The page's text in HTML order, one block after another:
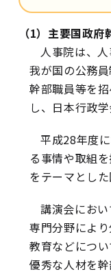
（1）主要国政
人事院は、
我が国の公務
幹部職員等を
し、日本行政
平成28年度
る事情や取組
をテーマとし
講演会にお
専門分野によ
教育などにつ
優秀な人材を